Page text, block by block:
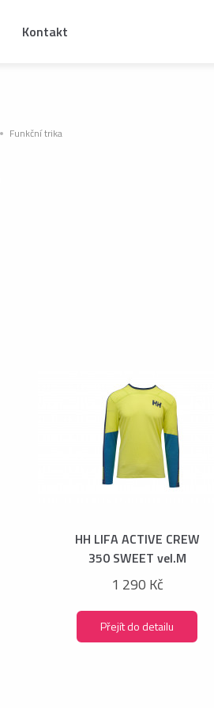
Funkční trika
HH LIFA ACTIVE CREW
350 SWEET vel.M
1 290 Kč
Přejít do detailu
Kontakt